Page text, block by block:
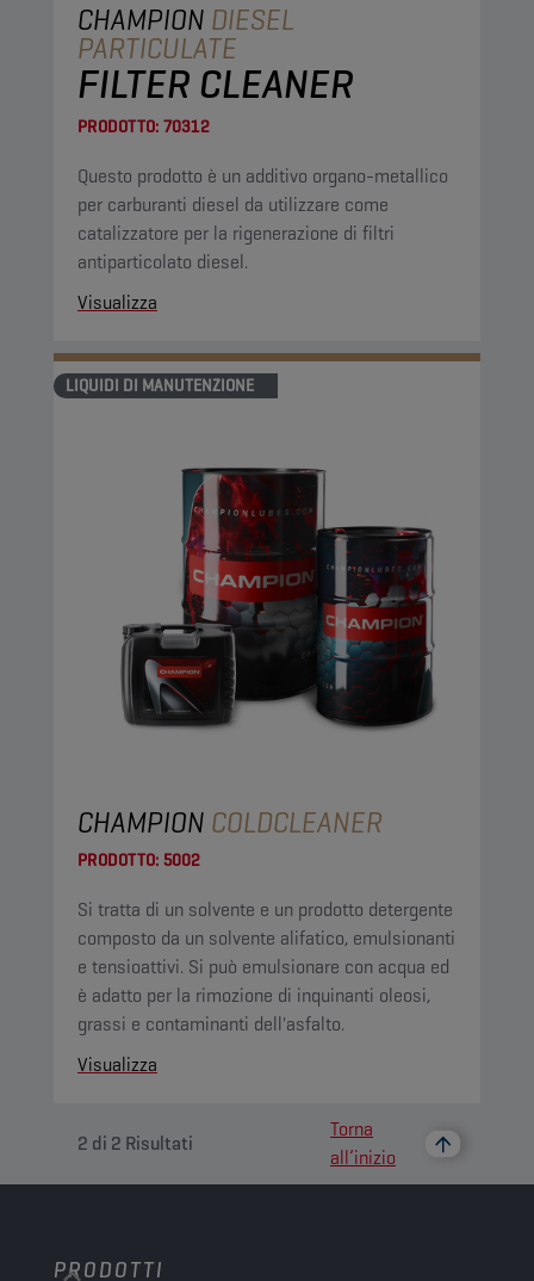
CHAMPION DIESEL
PARTICULATE
FILTER CLEANER
PRODOTTO: 70312
Questo prodotto è un additivo organo-metallico
per carburanti diesel da utilizzare come
catalizzatore per la rigenerazione di filtri
antiparticolato diesel.
Visualizza
LIQUIDI DI MANUTENZIONE
CHAMPION COLDCLEANER
PRODOTTO: 5002
Si tratta di un solvente e un prodotto detergente
composto da un solvente alifatico, emulsionanti
e tensioattivi. Si può emulsionare con acqua ed
è adatto per la rimozione di inquinanti oleosi,
grassi e contaminanti dell'asfalto.
Visualizza
2 di 2 Risultati
Torna
all’inizio
PRODOTTI